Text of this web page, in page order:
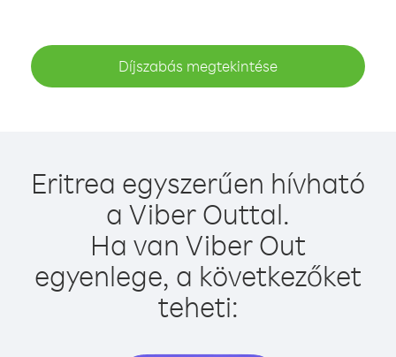
Díjszabás megtekintése
Eritrea egyszerűen hívható
a Viber Outtal.
Ha van Viber Out
egyenlege, a következőket
teheti: